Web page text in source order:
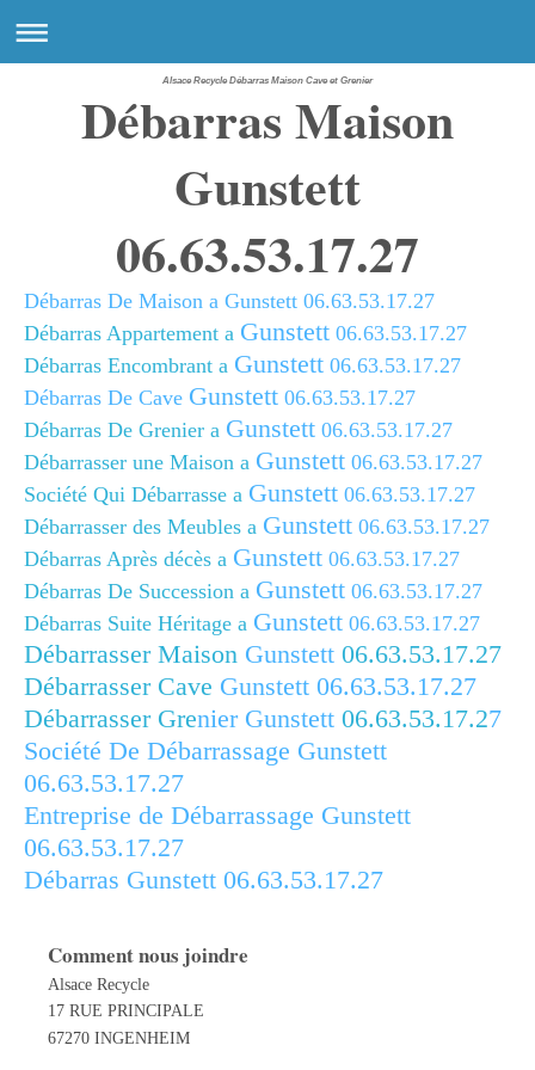
Alsace Recycle Débarras Maison Cave et Grenier
Débarras Maison
Gunstett
06.63.53.17.27
Débarras De Maison a Gunstett 06.63.53.17.27
Débarras Appartement a Gunstett 06.63.53.17.27
Débarras Encombrant a Gunstett 06.63.53.17.27
Débarras De Cave Gunstett 06.63.53.17.27
Débarras De Grenier a Gunstett 06.63.53.17.27
Débarrasser une Maison a Gunstett 06.63.53.17.27
Société Qui Débarrasse a Gunstett 06.63.53.17.27
Débarrasser des Meubles a Gunstett 06.63.53.17.27
Débarras Après décès a Gunstett 06.63.53.17.27
Débarras De Succession a Gunstett 06.63.53.17.27
Débarras Suite Héritage a Gunstett 06.63.53.17.27
Débarrasser Maison Gunstett 06.63.53.17.27
Débarrasser Cave Gunstett 06.63.53.17.27
Débarrasser Grenier Gunstett 06.63.53.17.27
Société De Débarrassage Gunstett
06.63.53.17.27
Entreprise de Débarrassage Gunstett
06.63.53.17.27
Débarras Gunstett 06.63.53.17.27
Comment nous joindre
Alsace Recycle
17 RUE PRINCIPALE
67270 INGENHEIM